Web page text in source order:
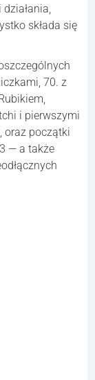
składa się
70. z
i pierwszymi
oraz początki
— a także